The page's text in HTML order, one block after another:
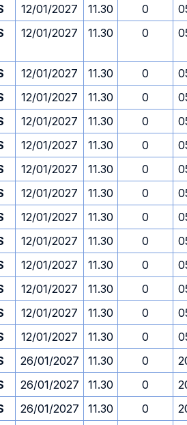
12/01/2027 11.30 0
12/01/2027 11.30 0
12/01/2027 11.30 0
12/01/2027 11.30 0
12/01/2027 11.30 0
12/01/2027 11.30 0
12/01/2027 11.30 0
12/01/2027 11.30 0
12/01/2027 11.30 0
12/01/2027 11.30 0
12/01/2027 11.30 0
12/01/2027 11.30 0
12/01/2027 11.30 0
12/01/2027 11.30 0
26/01/2027 11.30 0
26/01/2027 11.30 0
26/01/2027 11.30 0